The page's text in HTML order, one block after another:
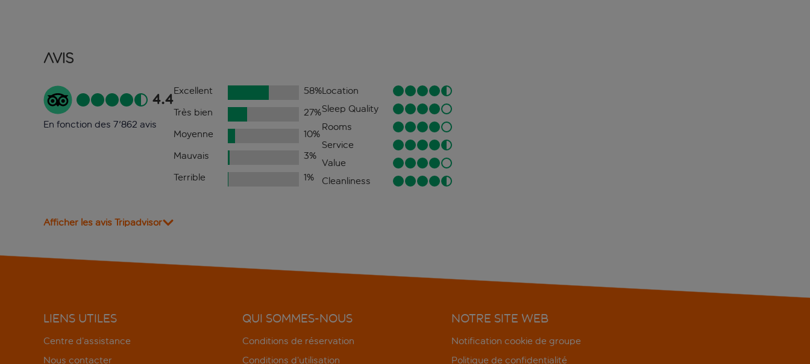
Avis
4.4
En fonction des 7'862 avis
Excellent 58%
Très bien
27%
Moyenne
10%
Mauvais
3%
Terrible
1%
Location
Sleep Quality
Rooms
Service
Value
Cleanliness
Afficher les avis Tripadvisor
LIENS UTILES
Centre d’assistance
Nous contacter
QUI SOMMES-NOUS
Conditions de réservation
Conditions d’utilisation
NOTRE SITE WEB
Notification cookie de groupe
Politique de confidentialité